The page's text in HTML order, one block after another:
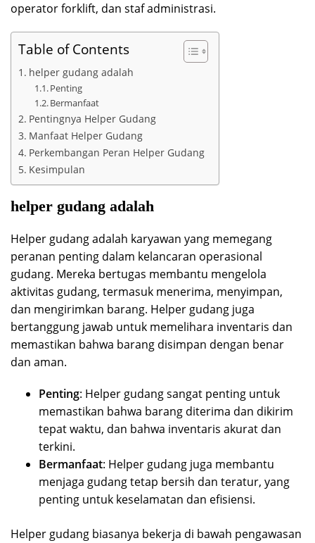
operator forklift, dan staf administrasi.
Table of Contents
helper gudang adalah
Penting
Bermanfaat
Pentingnya Helper Gudang
Manfaat Helper Gudang
Perkembangan Peran Helper Gudang
Kesimpulan
helper gudang adalah
Helper gudang adalah karyawan yang memegang
peranan penting dalam kelancaran operasional
gudang. Mereka bertugas membantu mengelola
aktivitas gudang, termasuk menerima, menyimpan,
dan mengirimkan barang. Helper gudang juga
bertanggung jawab untuk memelihara inventaris dan
memastikan bahwa barang disimpan dengan benar
dan aman.
Penting: Helper gudang sangat penting untuk
memastikan bahwa barang diterima dan dikirim
tepat waktu, dan bahwa inventaris akurat dan
terkini.
Bermanfaat: Helper gudang juga membantu
menjaga gudang tetap bersih dan teratur, yang
penting untuk keselamatan dan efisiensi.
Helper gudang biasanya bekerja di bawah pengawasan